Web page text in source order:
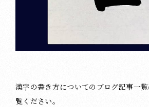
漢字の書き方についてのブログ記事一
覧ください。